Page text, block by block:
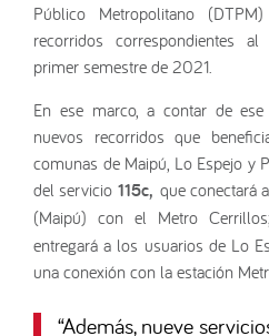
Público Metropolitano
recorridos correspondientes
primer semestre de 2021.
En ese marco, a contar de
nuevos recorridos que
comunas de Maipú, Lo Espejo y
del servicio115c, que conectará
(Maipú) con el Metro
entregará a los usuarios de Lo
una conexión con la estación
“Además, nueve